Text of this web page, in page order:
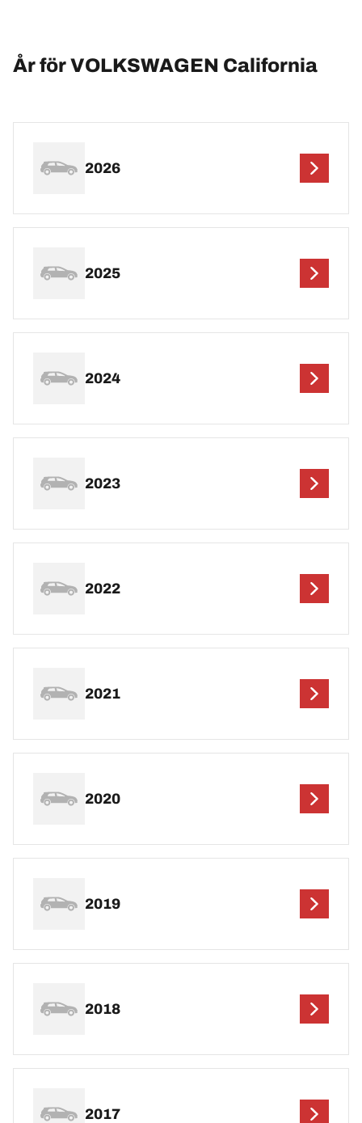
År för VOLKSWAGEN California
2026
2025
2024
2023
2022
2021
2020
2019
2018
2017